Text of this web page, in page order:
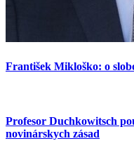
František Mikloško: o
Profesor Duchkowitsch
novinárskych zásad